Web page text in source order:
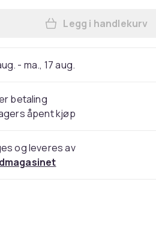
Legg
Legg i handlekurv
- ma., 17 aug.
betaling
åpent kjøp
og leveres av